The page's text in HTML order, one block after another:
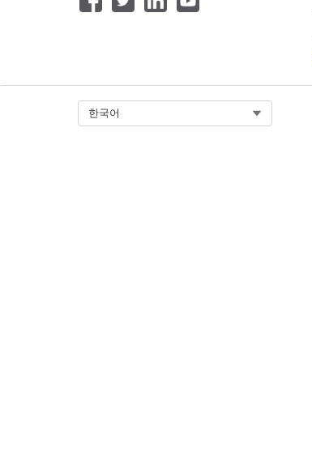
이 하위 에이전트를 트
"2026년 6월 25일
"Dr. XYZ가 내 네트
한국어